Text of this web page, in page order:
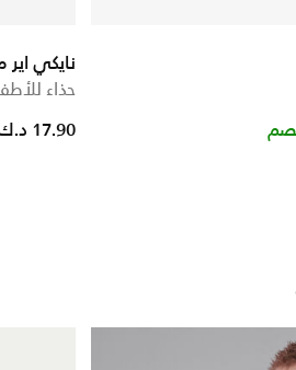
نايكي
حذاء
Price reduced from
to
17.90 د.ك